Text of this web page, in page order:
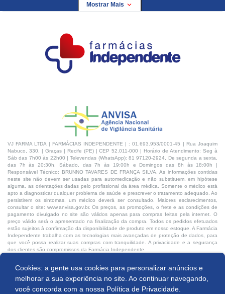
Comprar
Cookies: a gente usa cookies para personalizar anúncios e
melhorar a sua experiência no site. Ao continuar navegando,
você concorda com a nossa Política de Privacidade.
Mostrar Mais
VJ FARMA LTDA | FARMÁCIAS INDEPENDENTE | : 01.693.953/0001-45 | Rua Joaquim
Nabuco, 330, | Graças | Recife (PE) | CEP 52.011-000 | Horário de Atendimento: Seg à
Sáb das 7h00 às 22h00 | Televendas (WhatsApp): 81 97120-2924, De segunda a sexta,
das 7h às 20:30h, Sábado, das 7h às 19:00h e Domingos das 8h às 18:00h |
Responsável Técnico: BRUNNO TAVARES DE FRANÇA SILVA. As informações contidas
neste site não devem ser usadas para automedicação e não substituem, em hipótese
alguma, as orientações dadas pelo profissional da área médica. Somente o médico está
apto a diagnosticar qualquer problema de saúde e prescrever o tratamento adequado. Ao
persistirem os sintomas, um médico deverá ser consultado. Maiores esclarecimentos,
consultar o site: www.anvisa.gov.br. Os preços, as promoções, o frete e as condições de
pagamento divulgado no site são válidos apenas para compras feitas pela internet. O
preço válido será o apresentado na finalização da compra. Todos os pedidos efetuados
estão sujeitos à confirmação da disponibilidade de produto em nosso estoque. A Farmácia
Independente trabalha com as tecnologias mais avançadas de proteção de dados, para
que você possa realizar suas compras com tranquilidade. A privacidade e a segurança
dos clientes são compromissos da Farmácia Independente.
Desenvolvido por: